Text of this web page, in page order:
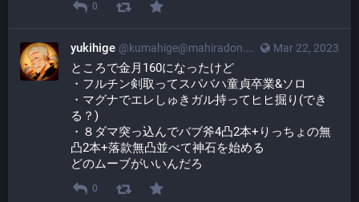
0
Mar 22, 2023
yukihige @kumahige@mahiradon.com
ところで金月160になったけど
・フルチン剣取ってスパバハ童貞卒業&ソロ
・マグナでエレしゅきガル持ってヒヒ掘り(でき
る？)
・８ダマ突っ込んでバブ斧4凸2本+りっちょの無
凸2本+落款無凸並べて神石を始める
どのムーブがいいんだろ
0